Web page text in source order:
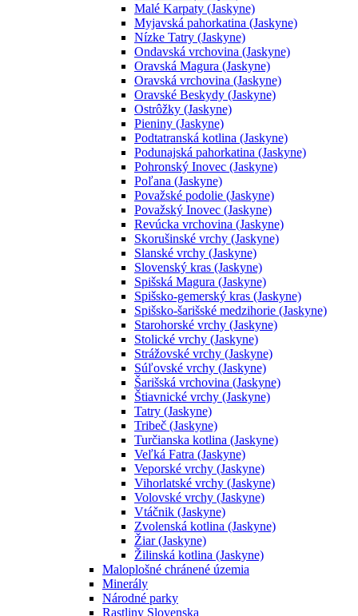
Malé Karpaty (Jaskyne)
Myjavská pahorkatina (Jaskyne)
Nízke Tatry (Jaskyne)
Ondavská vrchovina (Jaskyne)
Oravská Magura (Jaskyne)
Oravská vrchovina (Jaskyne)
Oravské Beskydy (Jaskyne)
Ostrôžky (Jaskyne)
Pieniny (Jaskyne)
Podtatranská kotlina (Jaskyne)
Podunajská pahorkatina (Jaskyne)
Pohronský Inovec (Jaskyne)
Poľana (Jaskyne)
Považské podolie (Jaskyne)
Považský Inovec (Jaskyne)
Revúcka vrchovina (Jaskyne)
Skorušinské vrchy (Jaskyne)
Slanské vrchy (Jaskyne)
Slovenský kras (Jaskyne)
Spišská Magura (Jaskyne)
Spišsko-gemerský kras (Jaskyne)
Spišsko-šarišské medzihorie (Jaskyne)
Starohorské vrchy (Jaskyne)
Stolické vrchy (Jaskyne)
Strážovské vrchy (Jaskyne)
Súľovské vrchy (Jaskyne)
Šarišská vrchovina (Jaskyne)
Štiavnické vrchy (Jaskyne)
Tatry (Jaskyne)
Tribeč (Jaskyne)
Turčianska kotlina (Jaskyne)
Veľká Fatra (Jaskyne)
Veporské vrchy (Jaskyne)
Vihorlatské vrchy (Jaskyne)
Volovské vrchy (Jaskyne)
Vtáčnik (Jaskyne)
Zvolenská kotlina (Jaskyne)
Žiar (Jaskyne)
Žilinská kotlina (Jaskyne)
Maloplošné chránené územia
Minerály
Národné parky
Rastliny Slovenska